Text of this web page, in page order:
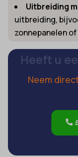
Uitbreiding
uitbreiding,
zonnepanelen
Heeft u
Neem